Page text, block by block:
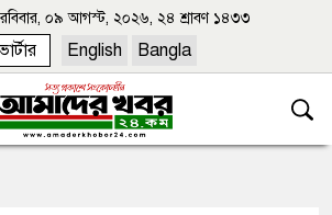
রবিবার, ০৯ আগস্ট, ২০২৬, ২৪ শ্রাবণ ১৪৩৩
English Bangla